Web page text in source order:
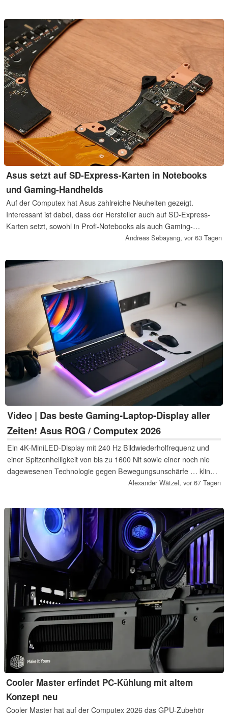
DAS.
Asus setzt auf SD-Express-Karten in Notebooks
und Gaming-Handhelds
Auf der Computex hat Asus zahlreiche Neuheiten gezeigt.
Interessant ist dabei, dass der Hersteller auch auf SD-Express-
Karten setzt, sowohl in Profi-Notebooks als auch Gaming-
Andreas Sebayang, vor 63 Tagen
Video | Das beste Gaming-Laptop-Display aller
Zeiten! Asus ROG / Computex 2026
Ein 4K-MiniLED-Display mit 240 Hz Bildwiederholfrequenz und
einer Spitzenhelligkeit von bis zu 1600 Nit sowie einer noch nie
dagewesenen Technologie gegen Bewegungsunschärfe … klingt
spannend? Genau das hat Asus im ROG Scar 18 2026 verbaut.
einen neuen Konkurrenten zum Macbook Neo! (Video in
englischer Sprache)
Alexander Wätzel, vor 67 Tagen
Cooler Master erfindet PC-Kühlung mit altem
Konzept neu
Cooler Master hat auf der Computex 2026 das GPU-Zubehör